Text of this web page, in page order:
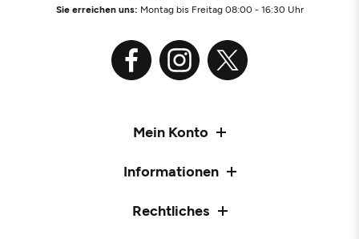
Sie erreichen uns: Montag bis Freitag 08:00 - 16:30 Uhr
Mein Konto
Informationen
Rechtliches